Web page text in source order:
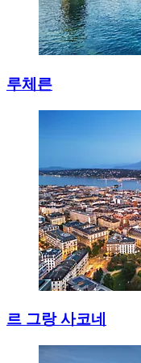
루체른
르 그랑 사코네